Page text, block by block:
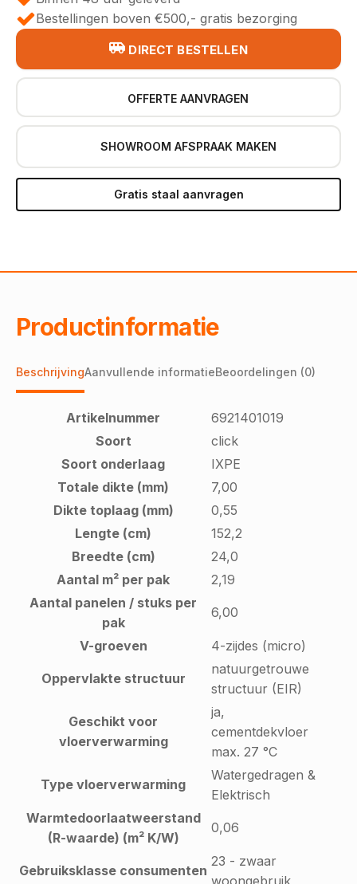
Bestellingen boven €500,- gratis bezorging
DIRECT BESTELLEN
OFFERTE AANVRAGEN
SHOWROOM AFSPRAAK MAKEN
Gratis staal aanvragen
Productinformatie
BeschrijvingAanvullende informatieBeoordelingen (0)
Artikelnummer
6921401019
Soort
click
Soort onderlaag
IXPE
Totale dikte (mm)
7,00
Dikte toplaag (mm)
0,55
Lengte (cm)
152,2
Breedte (cm)
24,0
Aantal m² per pak
2,19
Aantal panelen / stuks per
pak
6,00
V-groeven 4-zijdes (micro)
Oppervlakte structuur
natuurgetrouwe
structuur (EIR)
Geschikt voor
vloerverwarming
ja,
cementdekvloer
max. 27 °C
Type vloerverwarming
Watergedragen &
Elektrisch
Warmtedoorlaatweerstand
(R-waarde) (m² K/W)
0,06
Gebruiksklasse consumenten
23 - zwaar
woongebruik